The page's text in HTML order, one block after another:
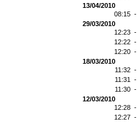
13/04/2010
08:15 -
29/03/2010
12:23 -
12:22 -
12:20 -
18/03/2010
11:32 -
11:31 -
11:30 -
12/03/2010
12:28 -
12:27 -